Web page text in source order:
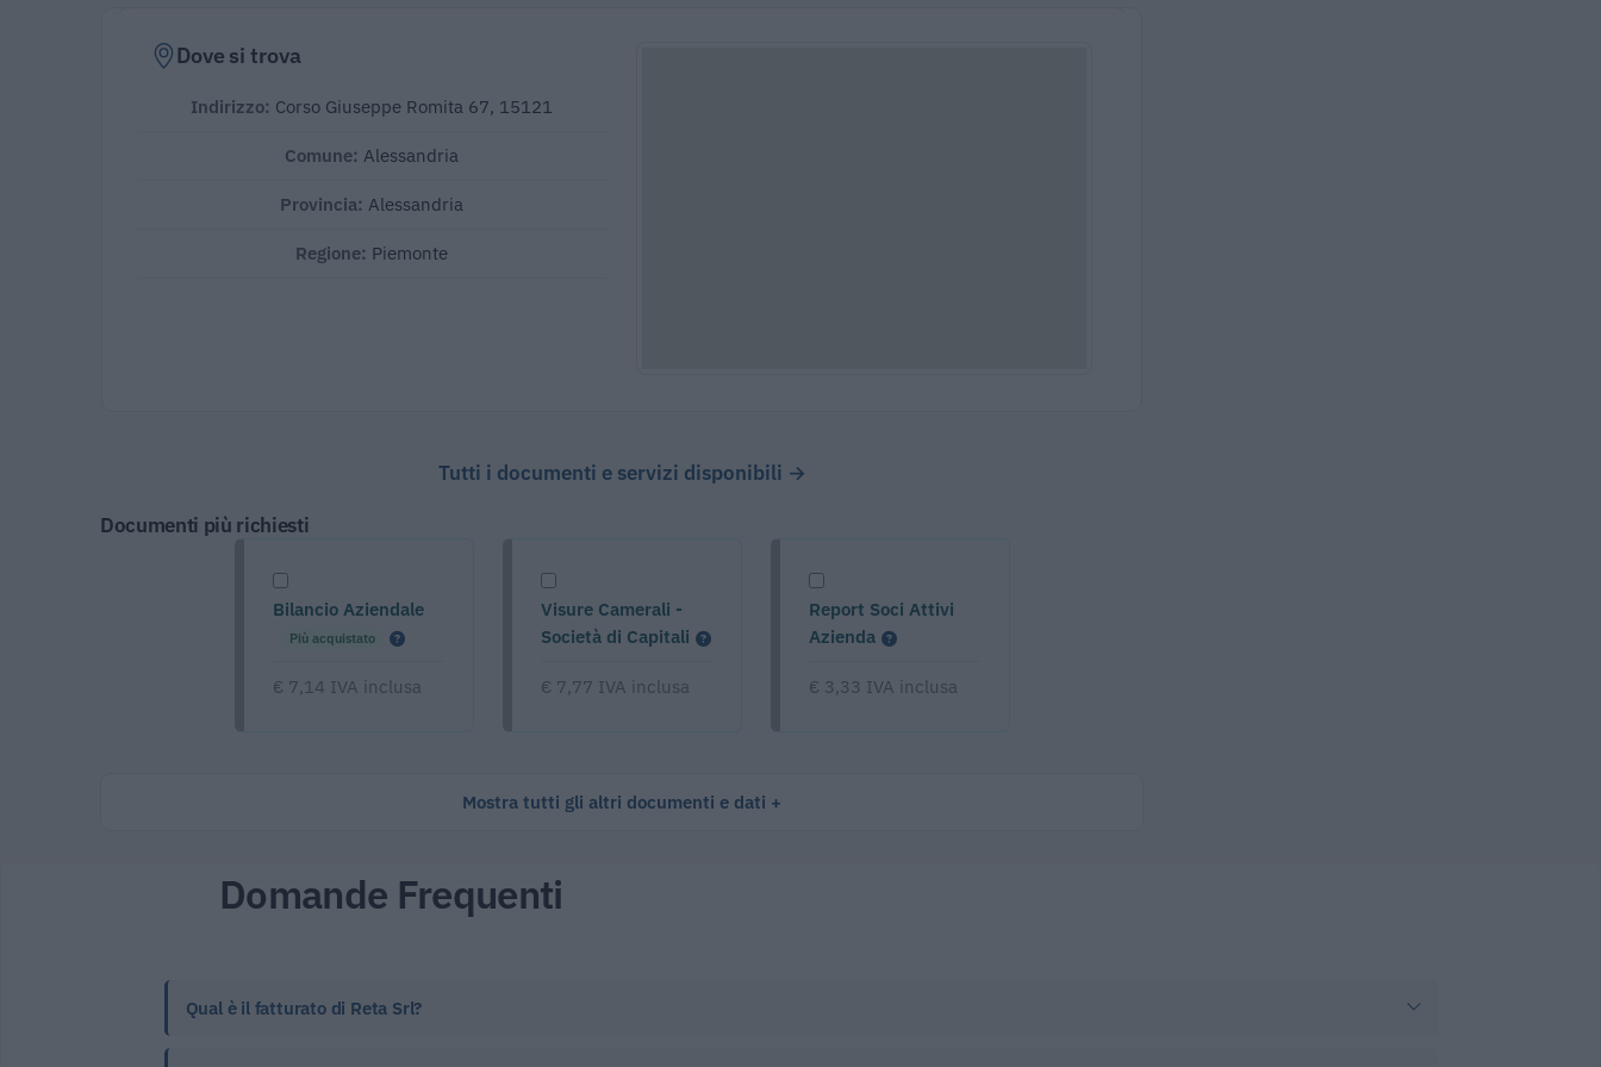
Dove si trova
Indirizzo: Corso Giuseppe Romita 67, 15121
Comune:Alessandria
Provincia:Alessandria
Regione: Piemonte
Tutti i documenti e servizi disponibili →
Documenti più richiesti
Bilancio Aziendale
Più acquistato
€ 7,14 IVA inclusa
Visure Camerali -
Società di Capitali
€ 7,77 IVA inclusa
Report Soci Attivi
Azienda
€ 3,33 IVA inclusa
Mostra tutti gli altri documenti e dati
Domande Frequenti
Qual è il fatturato di Reta Srl?